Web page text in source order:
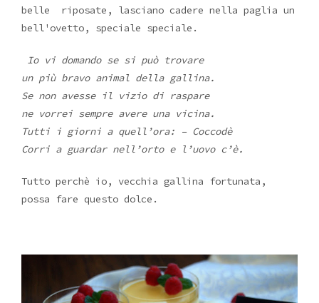
belle riposate, lasciano cadere nella paglia un
bell'ovetto, speciale speciale.
Io vi domando se si può trovare
un più bravo animal della gallina.
Se non avesse il vizio di raspare
ne vorrei sempre avere una vicina.
Tutti i giorni a quell’ora: – Coccodè
Corri a guardar nell’orto e l’uovo c’è.
Tutto perchè io, vecchia gallina fortunata,
possa fare questo dolce.